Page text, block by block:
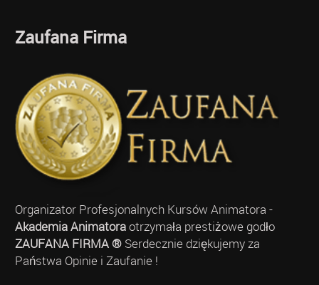
Zaufana Firma
Organizator Profesjonalnych Kursów Animatora -
Akademia Animatoraotrzymała prestiżowe godło
ZAUFANA FIRMA ®Serdecznie dziękujemy za
Państwa Opinie i Zaufanie !